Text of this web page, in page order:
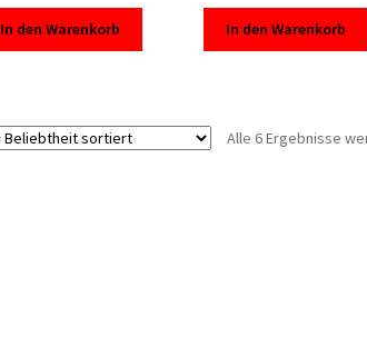
In den Warenkorb In den Warenkorb
Alle 6 Ergebnisse